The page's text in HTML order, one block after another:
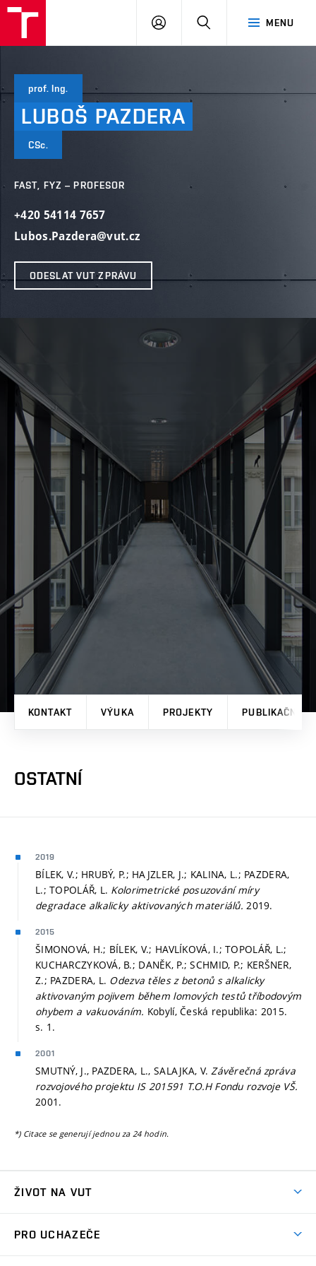
MENU
PŘIHLÁSIT
prof. Ing.
LUBOŠ PAZDERA
CSc.
FAST, FYZ – PROFESOR
+420 54114 7657
Lubos.Pazdera@vut.cz
ODESLAT VUT ZPRÁVU
KONTAKT VÝUKA PROJEKTY PUBLIKAČNÍ
OSTATNÍ
2019
BÍLEK, V.; HRUBÝ, P.; HAJZLER, J.; KALINA, L.; PAZDERA,
L.; TOPOLÁŘ, L. Kolorimetrické posuzování míry
degradace alkalicky aktivovaných materiálů. 2019.
2015
ŠIMONOVÁ, H.; BÍLEK, V.; HAVLÍKOVÁ, I.; TOPOLÁŘ, L.;
KUCHARCZYKOVÁ, B.; DANĚK, P.; SCHMID, P.; KERŠNER,
Z.; PAZDERA, L. Odezva těles z betonů s alkalicky
aktivovaným pojivem během lomových testů tříbodovým
ohybem a vakuováním. Kobylí, Česká republika: 2015.
s. 1.
2001
SMUTNÝ, J., PAZDERA, L., SALAJKA, V. Závěrečná zpráva
rozvojového projektu IS 201591 T.O.H Fondu rozvoje VŠ.
2001.
*) Citace se generují jednou za 24 hodin.
ŽIVOT NA VUT
PRO UCHAZEČE